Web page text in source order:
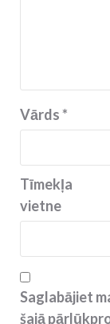
Vārds*
Tīmekļa
vietne
Saglabājiet
šajā